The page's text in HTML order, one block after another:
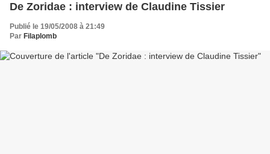
De Zoridae : interview de Claudine Tissier
Publié le 19/05/2008 à 21:49
Par Filaplomb